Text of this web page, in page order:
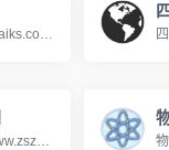
说说网(www.taiks.com)提供各种人生感悟的说说美文句子。有说说短句、说说美文、说说故事、说说作文及说说诗歌等,带给您最深的感动。
中山招考网www.zszk.com咨询电话： 高考：89989283 成考：89989283 中考：89989285 研考：89989285 自考：89989286 社考：89989286 办公时间：周一至周五 上午：8：30-12：00 下午：14：30-17：30